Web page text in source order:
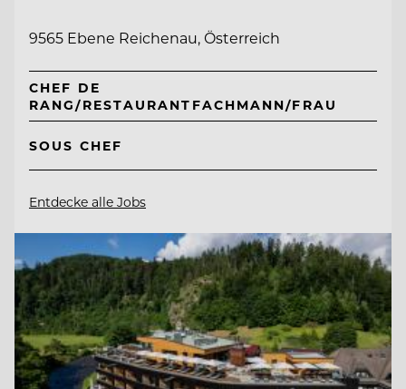
9565 Ebene Reichenau, Österreich
CHEF DE
RANG/RESTAURANTFACHMANN/FRAU
SOUS CHEF
Entdecke alle Jobs